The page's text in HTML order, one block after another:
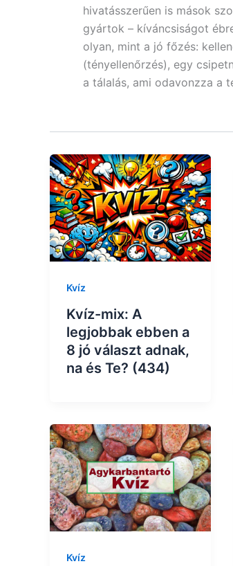
hivatásszerűen is mások
gyártok – kíváncsiságot
olyan, mint a jó főzés:
(tényellenőrzés), egy
a tálalás, ami odavonzza a
Kvíz
Kvíz-mix: A
legjobbak ebben a
8 jó választ adnak,
na és Te? (434)
Kvíz